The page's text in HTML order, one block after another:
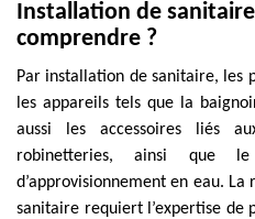
Installation de
comprendre ?
Par installation de sanitaire, les
les appareils tels que la
aussi les accessoires liés
robinetteries, ainsi que le
d’approvisionnement en eau.
sanitaire requiert l’expertise de